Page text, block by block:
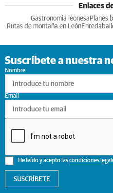
Enlaces
Gastronomia leonesa Planes
Rutas de montaña en León
Suscríbete a nuestra
Nombre
He leído y acepto lascondiciones
Email
SUSCRÍBETE